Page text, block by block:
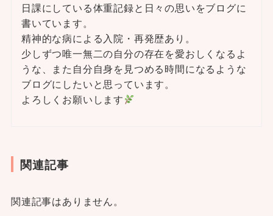
日課にしている体重記録と日々の思いをブログに
書いています。
精神的な病による入院・再発歴あり。
少しずつ唯一無二の自分の存在を愛おしくなるよ
うな、また自分自身を見つめる時間になるような
ブログにしたいと思っています。
よろしくお願いします
関連記事
関連記事はありません。